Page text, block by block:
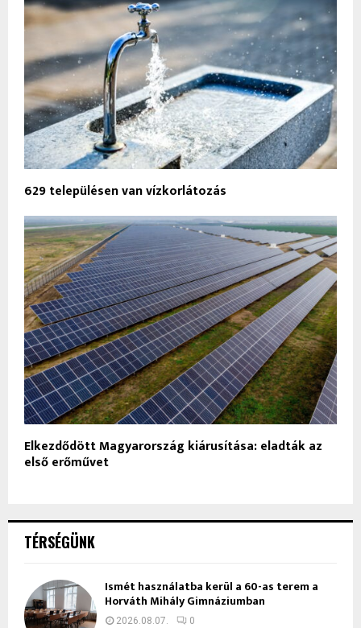
629 településen van vízkorlátozás
Elkezdődött Magyarország kiárusítása: eladták az
első erőművet
TÉRSÉGÜNK
Ismét használatba kerül a 60-as terem a
Horváth Mihály Gimnáziumban
2026.08.07. 0